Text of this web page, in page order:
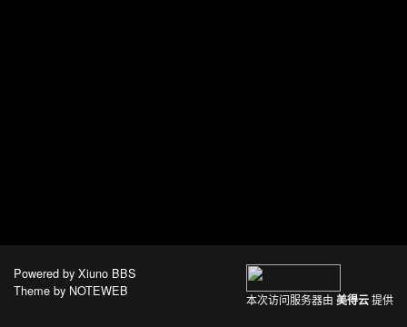
Powered by Xiuno BBS
Theme by NOTEWEB
本次访问服务器由 美得云提供